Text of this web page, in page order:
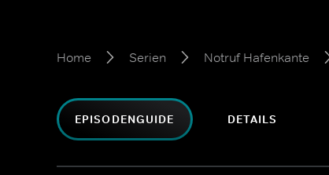
Home Serien Notruf Hafenkante
EPISODENGUIDE DETAILS